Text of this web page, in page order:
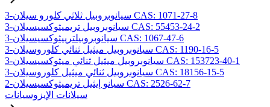
3-سيانوبروبيل ثلاثي كلورو سيلان CAS: 1071-27-8
3-سيانوبروبيل تريميثوكسيسيلان CAS: 55453-24-2
3-سيانوبروبيلترييثوكسيسيلان CAS: 1067-47-6
3-سيانوبروبيل ميثيل ثنائي كلوروسيلان CAS: 1190-16-5
3-سيانوبروبيل ميثيل ثنائي ميثوكسيسيلان CAS: 153723-40-1
3-سيانوبروبيل ثنائي ميثيل كلوروسيلان CAS: 18156-15-5
2-سيانو إيثيل تريميثوكسيسيلان CAS: 2526-62-7
سيلانات الإيزوسيانات